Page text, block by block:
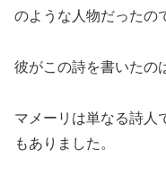
のような人物だったの
彼がこの詩を書いたの
マメーリは単なる詩人
もありました。